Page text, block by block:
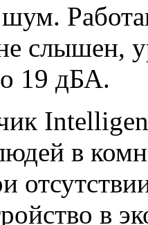
слышен,
19 дБА.
в
в